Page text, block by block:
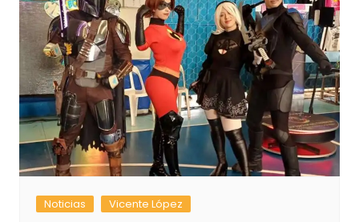
Noticias Vicente López